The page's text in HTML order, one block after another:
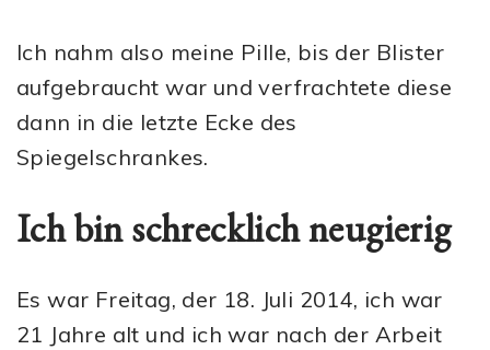
Ich nahm also meine Pille, bis der Blister
aufgebraucht war und verfrachtete diese
dann in die letzte Ecke des
Spiegelschrankes.
Ich bin schrecklich neugierig
Es war Freitag, der 18. Juli 2014, ich war
21 Jahre alt und ich war nach der Arbeit